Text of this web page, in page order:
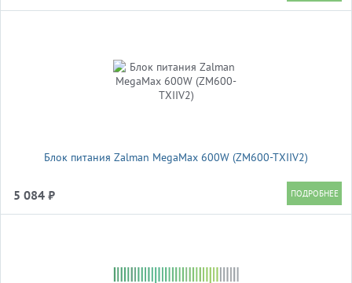
Блок питания Zalman MegaMax 600W (ZM600-TXIIV2)
5 084 ₽